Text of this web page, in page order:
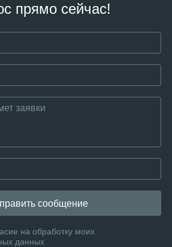
прямо сейчас!
сообщение
на обработку моих
данных